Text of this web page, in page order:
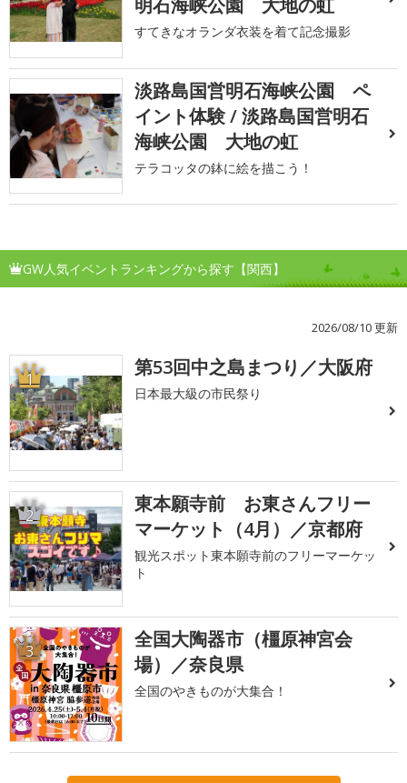
明石海峡公園 大地の虹
すてきなオランダ衣装を着て記念撮影
淡路島国営明石海峡公園 ペ
イント体験 / 淡路島国営明石
海峡公園 大地の虹
テラコッタの鉢に絵を描こう！
GW人気イベントランキングから探す【関西】
2026/08/10 更新
1 第53回中之島まつり／大阪府
日本最大級の市民祭り
2
東本願寺前 お東さんフリー
マーケット（4月）／京都府
観光スポット東本願寺前のフリーマーケッ
ト
3
全国大陶器市（橿原神宮会
場）／奈良県
全国のやきものが大集合！